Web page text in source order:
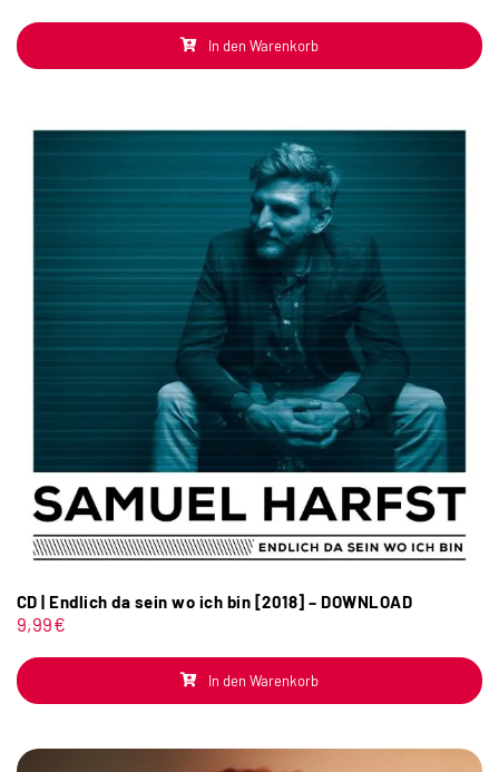
In den Warenkorb
CD | Endlich da sein wo ich bin [2018] – DOWNLOAD
9,99€
In den Warenkorb